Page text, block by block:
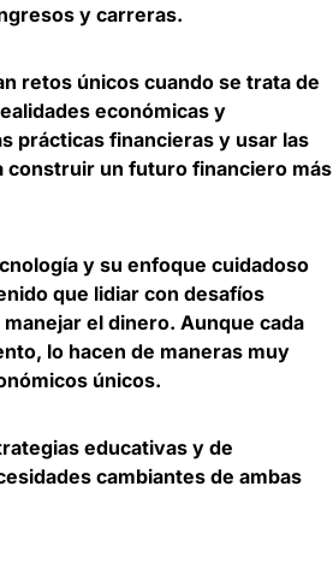
y carreras.
retos únicos cuando se trata de
económicas y
prácticas financieras y usar las
construir un futuro financiero más
y su enfoque cuidadoso
que lidiar con desafíos
el dinero. Aunque cada
lo hacen de maneras muy
únicos.
educativas y de
cambiantes de ambas